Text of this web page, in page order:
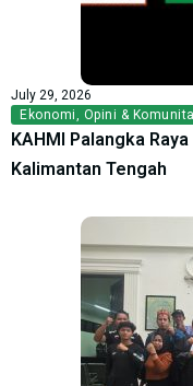
July 29, 2026
Ekonomi, Opini &
KAHMI Palangka
Kalimantan Tengah